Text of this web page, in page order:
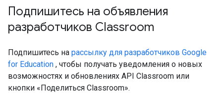
Подпишитесь на объявления
разработчиков Classroom
Подпишитесь на рассылку для разработчиков Google
for Education , чтобы получать уведомления о новых
возможностях и обновлениях API Classroom или
кнопки «Поделиться Classroom».